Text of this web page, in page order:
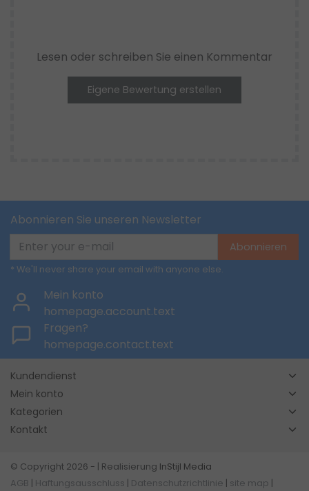
Lesen oder schreiben Sie einen Kommentar
Eigene Bewertung erstellen
Abonnieren Sie unseren Newsletter
Abonnieren
* We'll never share your email with anyone else.
Mein konto
homepage.account.text
Fragen?
homepage.contact.text
Kundendienst
Mein konto
Kategorien
Kontakt
© Copyright 2026 - | Realisierung InStijl Media
AGB
Haftungsausschluss Datenschutzrichtlinie site map